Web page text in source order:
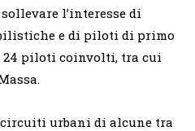
l’interesse di
e di piloti di primo
24 piloti coinvolti, tra cui
circuiti urbani di alcune tra